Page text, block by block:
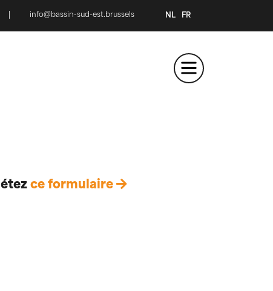
info@bassin-sud-est.brussels NL FR
ce formulaire